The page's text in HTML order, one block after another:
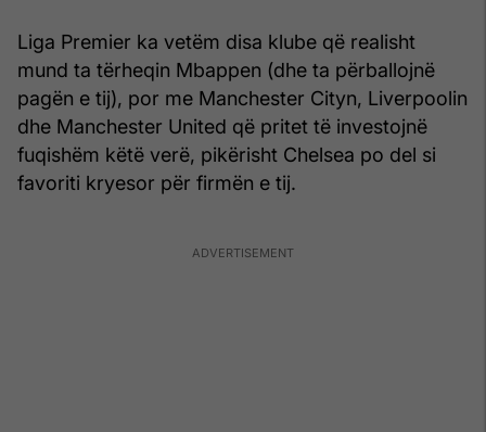
Liga Premier ka vetëm disa klube që realisht
mund ta tërheqin Mbappen (dhe ta përballojnë
pagën e tij), por me Manchester Cityn, Liverpoolin
dhe Manchester United që pritet të investojnë
fuqishëm këtë verë, pikërisht Chelsea po del si
favoriti kryesor për firmën e tij.